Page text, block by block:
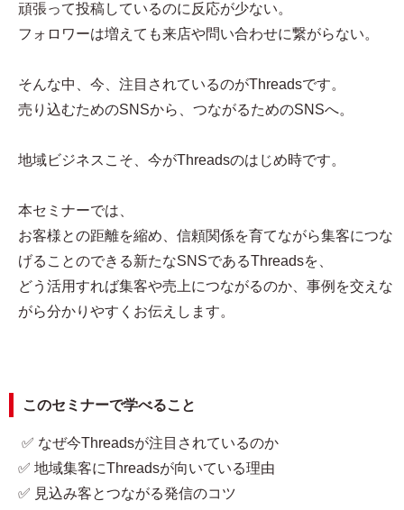
頑張って投稿しているのに反応が少ない。
フォロワーは増えても来店や問い合わせに繋がらない。
そんな中、今、注目されているのがThreadsです。
売り込むためのSNSから、つながるためのSNSへ。
地域ビジネスこそ、今がThreadsのはじめ時です。
本セミナーでは、
お客様との距離を縮め、信頼関係を育てながら集客につな
げることのできる新たなSNSであるThreadsを、
どう活用すれば集客や売上につながるのか、事例を交えな
がら分かりやすくお伝えします。
このセミナーで学べること
✅ なぜ今Threadsが注目されているのか
✅ 地域集客にThreadsが向いている理由
✅ 見込み客とつながる発信のコツ